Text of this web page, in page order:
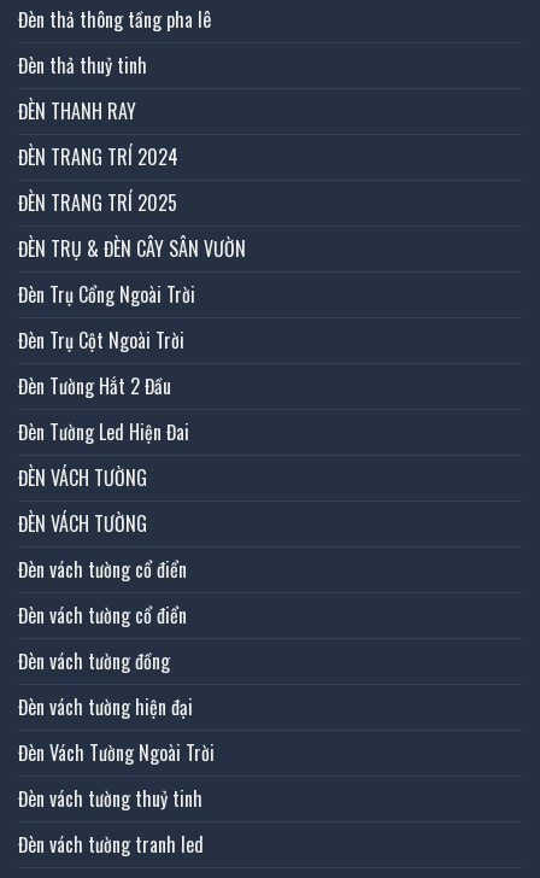
Đèn thả thông tầng pha lê
Đèn thả thuỷ tinh
ĐÈN THANH RAY
ĐÈN TRANG TRÍ 2024
ĐÈN TRANG TRÍ 2025
ĐÈN TRỤ & ĐÈN CÂY SÂN VƯỜN
Đèn Trụ Cổng Ngoài Trời
Đèn Trụ Cột Ngoài Trời
Đèn Tường Hắt 2 Đầu
Đèn Tường Led Hiện Đai
ĐÈN VÁCH TƯỜNG
ĐÈN VÁCH TƯỜNG
Đèn vách tường cổ điển
Đèn vách tường cổ điển
Đèn vách tường đồng
Đèn vách tường hiện đại
Đèn Vách Tường Ngoài Trời
Đèn vách tường thuỷ tinh
Đèn vách tường tranh led